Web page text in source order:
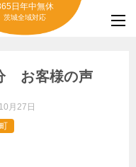
日年中無休
茨城全域対応
お客様の声
月27日